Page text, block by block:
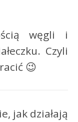
Czyli
😉
jak działają